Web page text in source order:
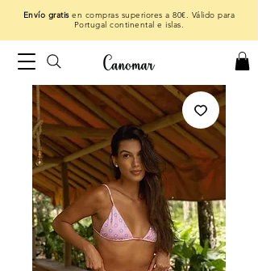
Envío gratisen compras superiores a 80€. Válido para
Portugal continental e islas.